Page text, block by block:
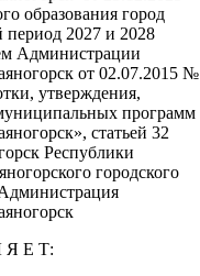
образования город
период 2027 и 2028
Администрации
от 02.07.2015 №
утверждения,
программ
статьей 32
Республики
городского
Е Т: